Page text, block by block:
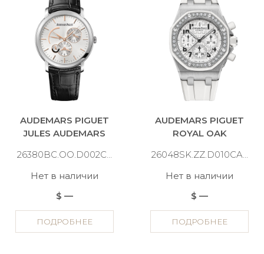
AUDEMARS PIGUET
JULES AUDEMARS
26380BC.OO.D002CR.01
Нет в наличии
$ —
ПОДРОБНЕЕ
AUDEMARS PIGUET
ROYAL OAK
26048SK.ZZ.D010CA.01
Нет в наличии
$ —
ПОДРОБНЕЕ